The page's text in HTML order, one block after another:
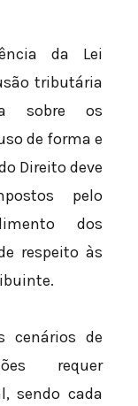
da Lei
tributária
sobre os
de forma e
Direito deve
pelo
dos
respeito às
cenários de
requer
sendo cada